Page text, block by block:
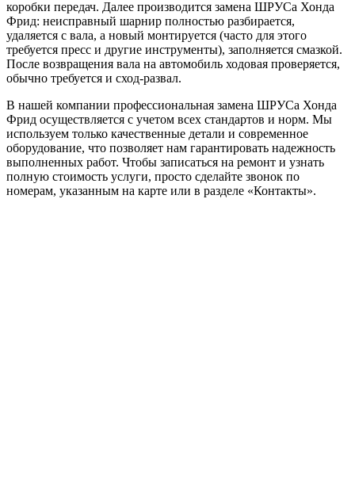
коробки передач. Далее производится замена ШРУСа Хонда
Фрид: неисправный шарнир полностью разбирается,
удаляется с вала, а новый монтируется (часто для этого
требуется пресс и другие инструменты), заполняется смазкой.
После возвращения вала на автомобиль ходовая проверяется,
обычно требуется и сход-развал.
В нашей компании профессиональная замена ШРУСа Хонда
Фрид осуществляется с учетом всех стандартов и норм. Мы
используем только качественные детали и современное
оборудование, что позволяет нам гарантировать надежность
выполненных работ. Чтобы записаться на ремонт и узнать
полную стоимость услуги, просто сделайте звонок по
номерам, указанным на карте или в разделе «Контакты».